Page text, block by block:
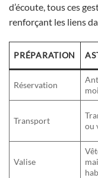
d’écoute, tous ces
renforçant les liens
PRÉPARATION
Réservation
Transport
ou
Valise